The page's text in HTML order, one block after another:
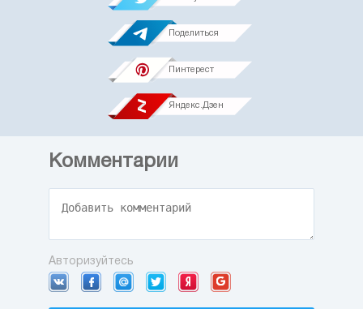
Поделиться
Пинтерест
Яндекс.Дзен
Комментарии
Авторизуйтесь